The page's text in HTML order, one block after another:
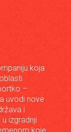
koja
–
uvodi nove
i
izgradnji